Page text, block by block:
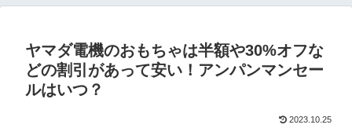
ヤマダ電機のおもちゃは半額や30%オフな
どの割引があって安い！アンパンマンセー
ルはいつ？
2023.10.25